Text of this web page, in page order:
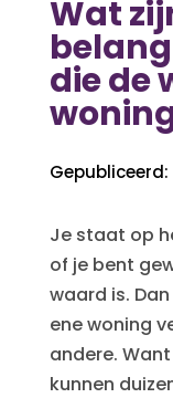
Wat
die de
Je staat op
of je bent
waard is.
ene woning
andere.
kunnen